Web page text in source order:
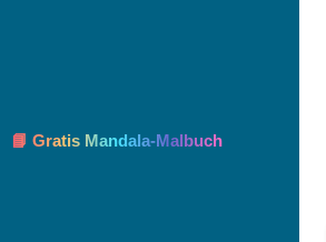
📘 Gratis Mandala-Malbuch